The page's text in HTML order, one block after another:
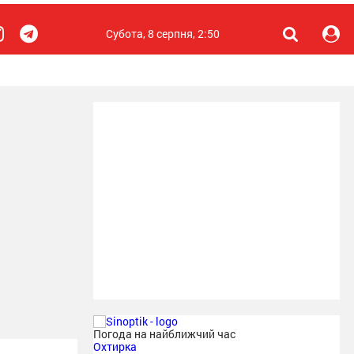
Субота, 8 серпня, 2:50
Погода на найближчий час
Охтирка